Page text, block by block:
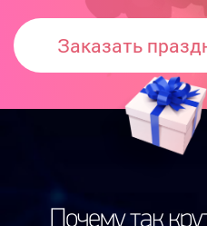
Заказать
Почему так